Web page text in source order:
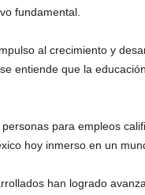
fundamental.
al crecimiento y
entiende que la
para empleos
hoy inmerso en un
han logrado